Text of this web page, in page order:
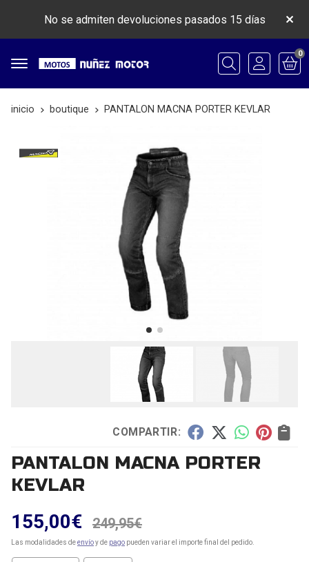
No se admiten devoluciones pasados 15 días
Buscar
0
inicio boutique PANTALON MACNA PORTER KEVLAR
COMPARTIR:
PANTALON MACNA PORTER
KEVLAR
155,00€ 249,95€
Las modalidades deenvíoy de pago pueden variar el importe final del pedido.